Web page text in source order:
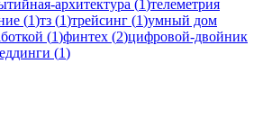
архитектура (1)телеметрия
(1)тз (1)трейсинг (1)умный дом
(1)финтех (2)цифровой-двойник
(1)